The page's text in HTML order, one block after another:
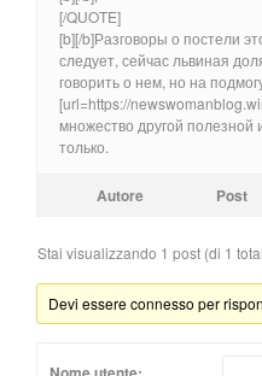
[/QUOTE]
[b][/b]Разговоры о постели
следует, сейчас львиная
говорить о нем, но на
[url=https://
множество другой
только.
Autore Post
Stai visualizzando 1 post (di 1
Devi essere connesso per